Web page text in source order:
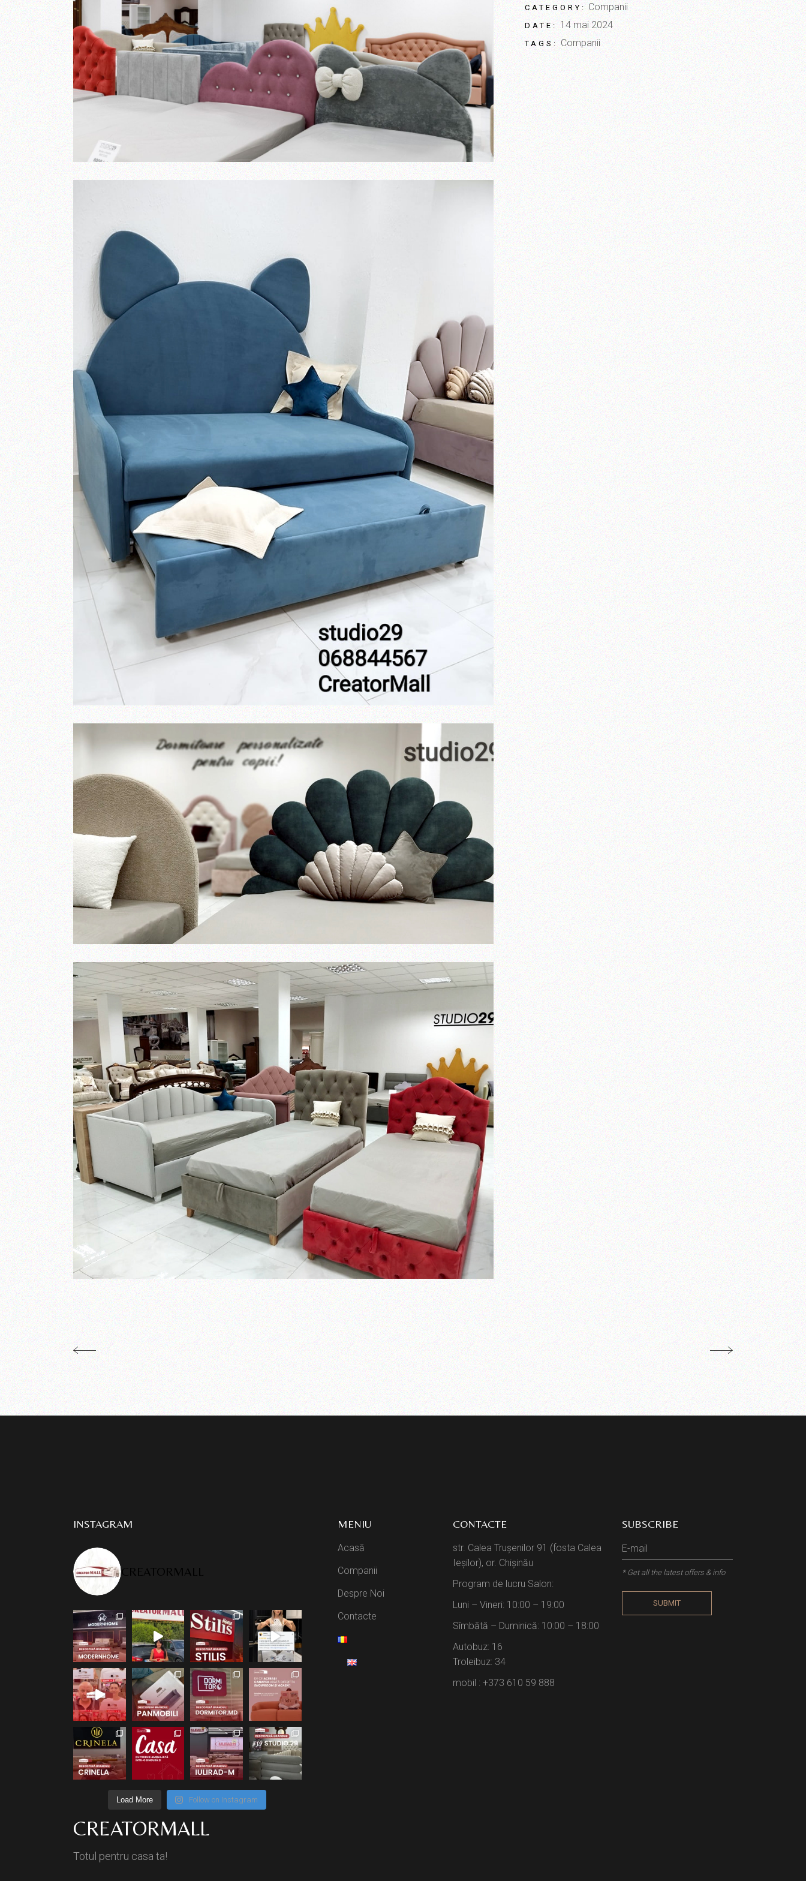
CATEGORY: Companii
DATE: 14 mai 2024
TAGS: Companii
INSTAGRAM
CREATORMALL
Load More Follow on Instagram
CREATORMALL
Totul pentru casa ta!
MENIU
Acasă
Companii
Despre Noi
Contacte
CONTACTE
str. Calea Trușenilor 91 (fosta Calea
Ieșilor), or. Chișinău
Program de lucru Salon:
Luni – Vineri: 10:00 – 19:00
Sîmbătă – Duminică: 10:00 – 18:00
Autobuz: 16
Troleibuz: 34
mobil : +373 610 59 888
SUBSCRIBE
* Get all the latest offers & info
SUBMIT